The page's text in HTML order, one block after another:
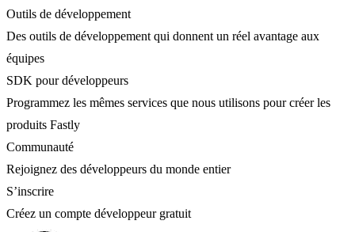
Outils de développement
Des outils de développement qui donnent un réel avantage aux
équipes
SDK pour développeurs
Programmez les mêmes services que nous utilisons pour créer les
produits Fastly
Communauté
Rejoignez des développeurs du monde entier
S’inscrire
Créez un compte développeur gratuit